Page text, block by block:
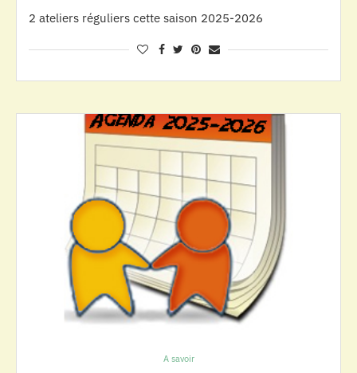
2 ateliers réguliers cette saison 2025-2026
A savoir